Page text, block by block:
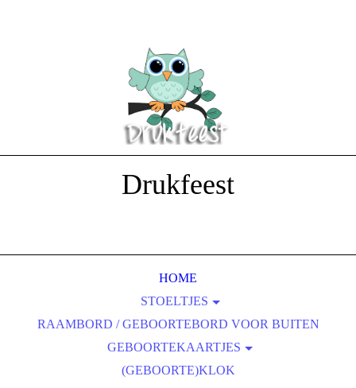
Drukfeest
HOME
STOELTJES
GEBOORTESTOELTJE GEBOORTEKAARTJE
STOELTJE MET NAAM
RAAMBORD / GEBOORTEBORD VOOR BUITEN
GEBOORTEKAARTJES
13 X 13 CM. ENKEL
(GEBOORTE)KLOK